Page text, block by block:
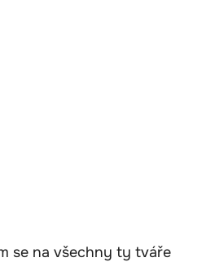
se na všechny ty tváře